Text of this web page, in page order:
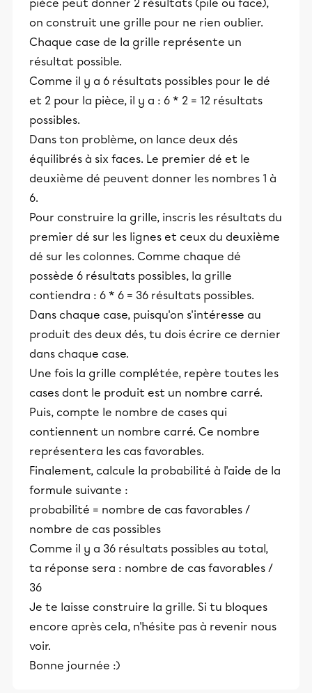
pièce peut donner 2 résultats (pile ou face),
on construit une grille pour ne rien oublier.
Chaque case de la grille représente un
résultat possible.
Comme il y a 6 résultats possibles pour le dé
et 2 pour la pièce, il y a : 6 * 2 = 12 résultats
possibles.
Dans ton problème, on lance deux dés
équilibrés à six faces. Le premier dé et le
deuxième dé peuvent donner les nombres 1 à
6.
Pour construire la grille, inscris les résultats du
premier dé sur les lignes et ceux du deuxième
dé sur les colonnes. Comme chaque dé
possède 6 résultats possibles, la grille
contiendra : 6 * 6 = 36 résultats possibles.
Dans chaque case, puisqu'on s'intéresse au
produit des deux dés, tu dois écrire ce dernier
dans chaque case.
Une fois la grille complétée, repère toutes les
cases dont le produit est un nombre carré.
Puis, compte le nombre de cases qui
contiennent un nombre carré. Ce nombre
représentera les cas favorables.
Finalement, calcule la probabilité à l'aide de la
formule suivante :
probabilité = nombre de cas favorables /
nombre de cas possibles
Comme il y a 36 résultats possibles au total,
ta réponse sera : nombre de cas favorables /
36
Je te laisse construire la grille. Si tu bloques
encore après cela, n'hésite pas à revenir nous
voir.
Bonne journée :)